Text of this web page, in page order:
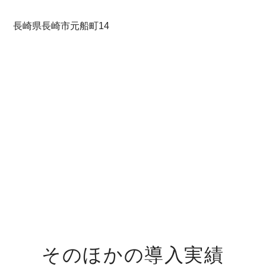
長崎県長崎市元船町14
そのほかの導入実績